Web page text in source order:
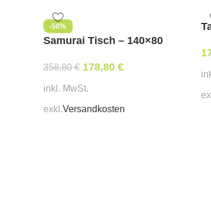
-50%
Samurai Tisch – 140×80
358,80€ 178,80 €
inkl. MwSt.
exkl.Versandkosten